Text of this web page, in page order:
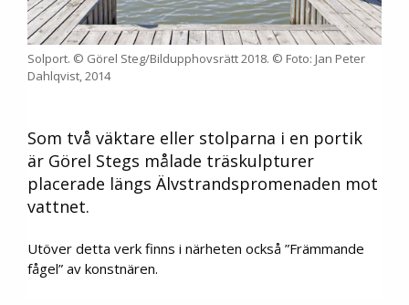
Solport. © Görel Steg/Bildupphovsrätt 2018. © Foto: Jan Peter
Dahlqvist, 2014
Som två väktare eller stolparna i en portik
är Görel Stegs målade träskulpturer
placerade längs Älvstrandspromenaden mot
vattnet.
Utöver detta verk finns i närheten också ”Främmande
fågel” av konstnären.